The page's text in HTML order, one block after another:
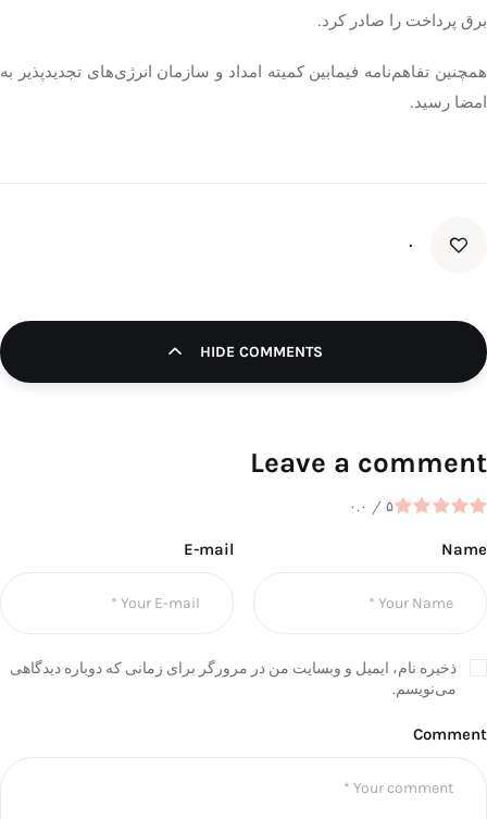
برق پرداخت را صادر کرد.
همچنین تفاهم‌نامه فیمابین کمیته امداد و سازمان انرژی‌هایتجدیدپذیر به
امضا رسید.
۰
HIDE COMMENTS
Leave a comment
۰.۰ / ۵
Name
E-mail
ذخیره نام، ایمیل و وبسایت من در مرورگر برای زمانی که دوباره دیدگاهی
می‌نویسم.
Comment